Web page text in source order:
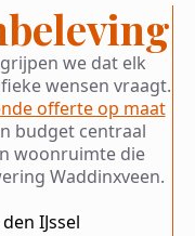
we dat elk
wensen vraagt.
offerte op maat
budget centraal
woonruimte die
Waddinxveen.
IJssel